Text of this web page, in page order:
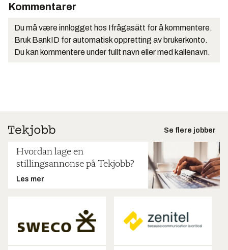
Kommentarer
Du må være innlogget hos Ifrågasätt for å kommentere.
Bruk BankID for automatisk oppretting av brukerkonto.
Du kan kommentere under fullt navn eller med kallenavn.
Se flere jobber
Hvordan lage en
stillingsannonse på Tekjobb?
Les mer